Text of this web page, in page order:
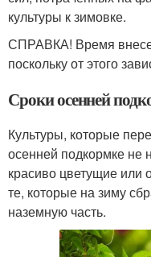
культуры к зимовке.
СПРАВКА! Время
поскольку от этого
Сроки осенней
Культуры, которые
осенней подкормке
красиво цветущие или
те, которые на зиму
наземную часть.